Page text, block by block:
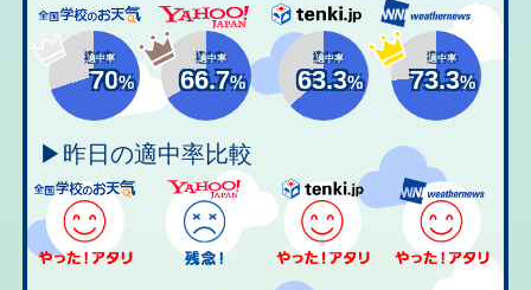
適中率
70%
適中率
66.7%
適中率
63.3%
適中率
73.3%
▶昨日の適中率比較